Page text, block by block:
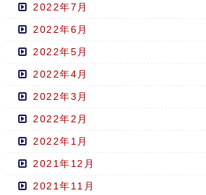
2022年7月
2022年6月
2022年5月
2022年4月
2022年3月
2022年2月
2022年1月
2021年12月
2021年11月